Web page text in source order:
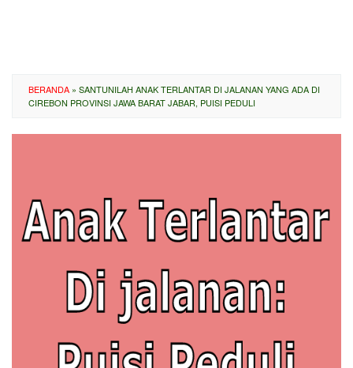
BERANDA » SANTUNILAH ANAK TERLANTAR DI JALANAN YANG ADA DI
CIREBON PROVINSI JAWA BARAT JABAR, PUISI PEDULI